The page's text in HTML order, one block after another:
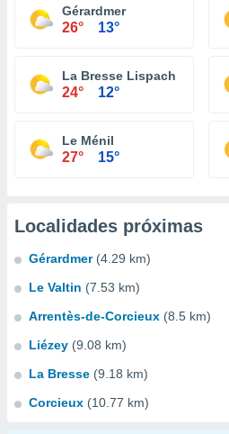
Gérardmer
26° 13°
La Bresse Lispach
24° 12°
Le Ménil
27° 15°
Localidades próximas
Gérardmer (4.29 km)
Le Valtin (7.53 km)
Arrentès-de-Corcieux (8.5 km)
Liézey (9.08 km)
La Bresse (9.18 km)
Corcieux (10.77 km)